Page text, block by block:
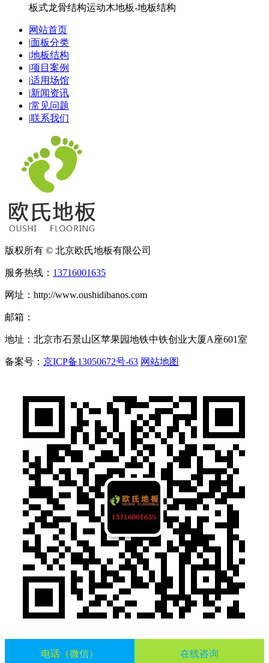
板式龙骨结构运动木地板-地板结构
网站首页
|面板分类
|地板结构
|项目案例
|适用场馆
|新闻资讯
|常见问题
|联系我们
版权所有 © 北京欧氏地板有限公司
服务热线： 13716001635
网址：http://www.oushidibanos.com
邮箱：
地址：北京市石景山区苹果园地铁中铁创业大厦A座601室
备案号： 京ICP备13050672号-63 网站地图
电话（微信） 在线咨询